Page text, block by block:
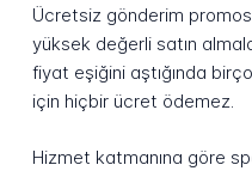
Ücretsiz gönderim
yüksek değerli satın
fiyat eşiğini aştığında
için hiçbir ücret ödemez.
Hizmet katmanına göre